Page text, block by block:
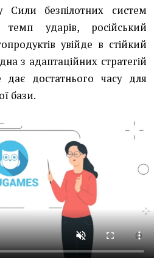
безпілотних систем
темп ударів, російський
увійде в стійкий
з адаптаційних стратегій
дає достатнього часу для
бази.